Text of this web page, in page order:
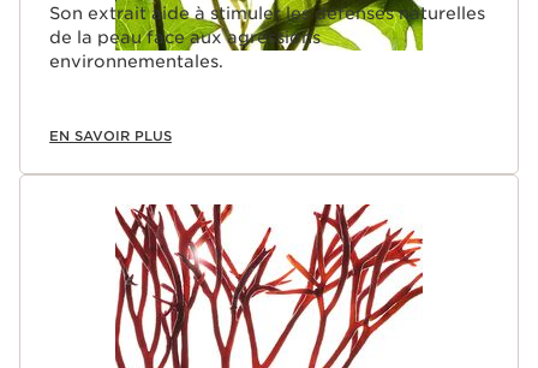
Son extrait aide à stimuler les défenses naturelles
de la peau face aux agressions
environnementales.
EN SAVOIR PLUS